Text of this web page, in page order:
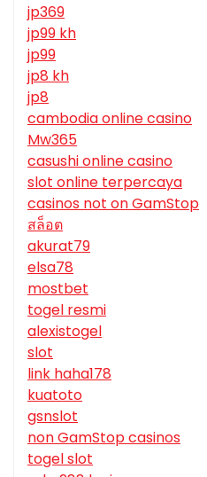
jp369
jp99 kh
jp99
jp8 kh
jp8
cambodia online casino
Mw365
casushi online casino
slot online terpercaya
casinos not on GamStop
สล็อต
akurat79
elsa78
mostbet
togel resmi
alexistogel
slot
link haha178
kuatoto
gsnslot
non GamStop casinos
togel slot